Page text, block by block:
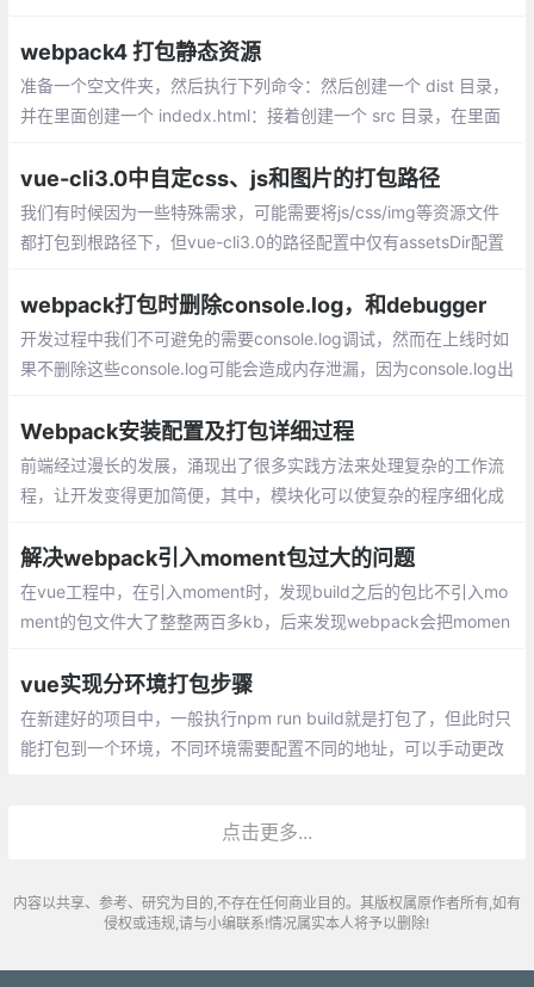
的打包速度。
webpack4 打包静态资源
准备一个空文件夹，然后执行下列命令：然后创建一个 dist 目录，
并在里面创建一个 indedx.html：接着创建一个 src 目录，在里面
夹，再写入几个 js:
vue-cli3.0中自定css、js和图片的打包路径
我们有时候因为一些特殊需求，可能需要将js/css/img等资源文件
都打包到根路径下，但vue-cli3.0的路径配置中仅有assetsDir配置
等资源文件分别来做设置，那么请看我如何尝试的吧！
webpack打包时删除console.log，和debugger
开发过程中我们不可避免的需要console.log调试，然而在上线时如
果不删除这些console.log可能会造成内存泄漏，因为console.log出
件，看代码：
Webpack安装配置及打包详细过程
前端经过漫长的发展，涌现出了很多实践方法来处理复杂的工作流
程，让开发变得更加简便，其中，模块化可以使复杂的程序细化成
是通过兼容所有模块化方案让你无痛接入项目
解决webpack引入moment包过大的问题
在vue工程中，在引入moment时，发现build之后的包比不引入mo
ment的包文件大了整整两百多kb，后来发现webpack会把momen
vue实现分环境打包步骤
在新建好的项目中，一般执行npm run build就是打包了，但此时只
能打包到一个环境，不同环境需要配置不同的地址，可以手动更改
点击更多...
内容以共享、参考、研究为目的,不存在任何商业目的。其版权属原作者所有,如有
侵权或违规,请与小编联系!情况属实本人将予以删除!